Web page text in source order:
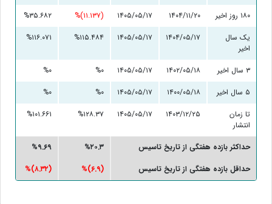
۱۸۰ روز اخیر
۱۴۰۴/۱۱/۲۰ ۱۴۰۵/۰۵/۱۷ (۱۱.۱۳۷)%
%۳۵.۶۸۲
یک سال
اخیر
۱۴۰۴/۰۵/۱۷ ۱۴۰۵/۰۵/۱۷ %۱۱۵.۴۸۴ %۱۱۶.۰۷۱
۳ سال اخیر ۱۴۰۲/۰۵/۱۸ ۱۴۰۵/۰۵/۱۷ %۰
%۰
۵ سال اخیر
۱۴۰۰/۰۵/۱۸ ۱۴۰۵/۰۵/۱۷ %۰
%۰
تا زمان
انتشار
۱۴۰۳/۱۲/۲۵ ۱۴۰۵/۰۵/۱۷ %۱۲۸.۳۷ %۱۰۱.۶۶۱
حداکثر بازده هفتگی از تاریخ تاسیس %۲۰.۳
%۹.۶۹
حداقل بازده هفتگی از تاریخ تاسیس
(۶.۹)% (۸.۳۲)%